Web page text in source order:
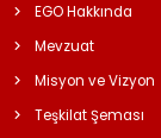
EGO Hakkında
Mevzuat
Misyon ve Vizyon
Teşkilat Şeması